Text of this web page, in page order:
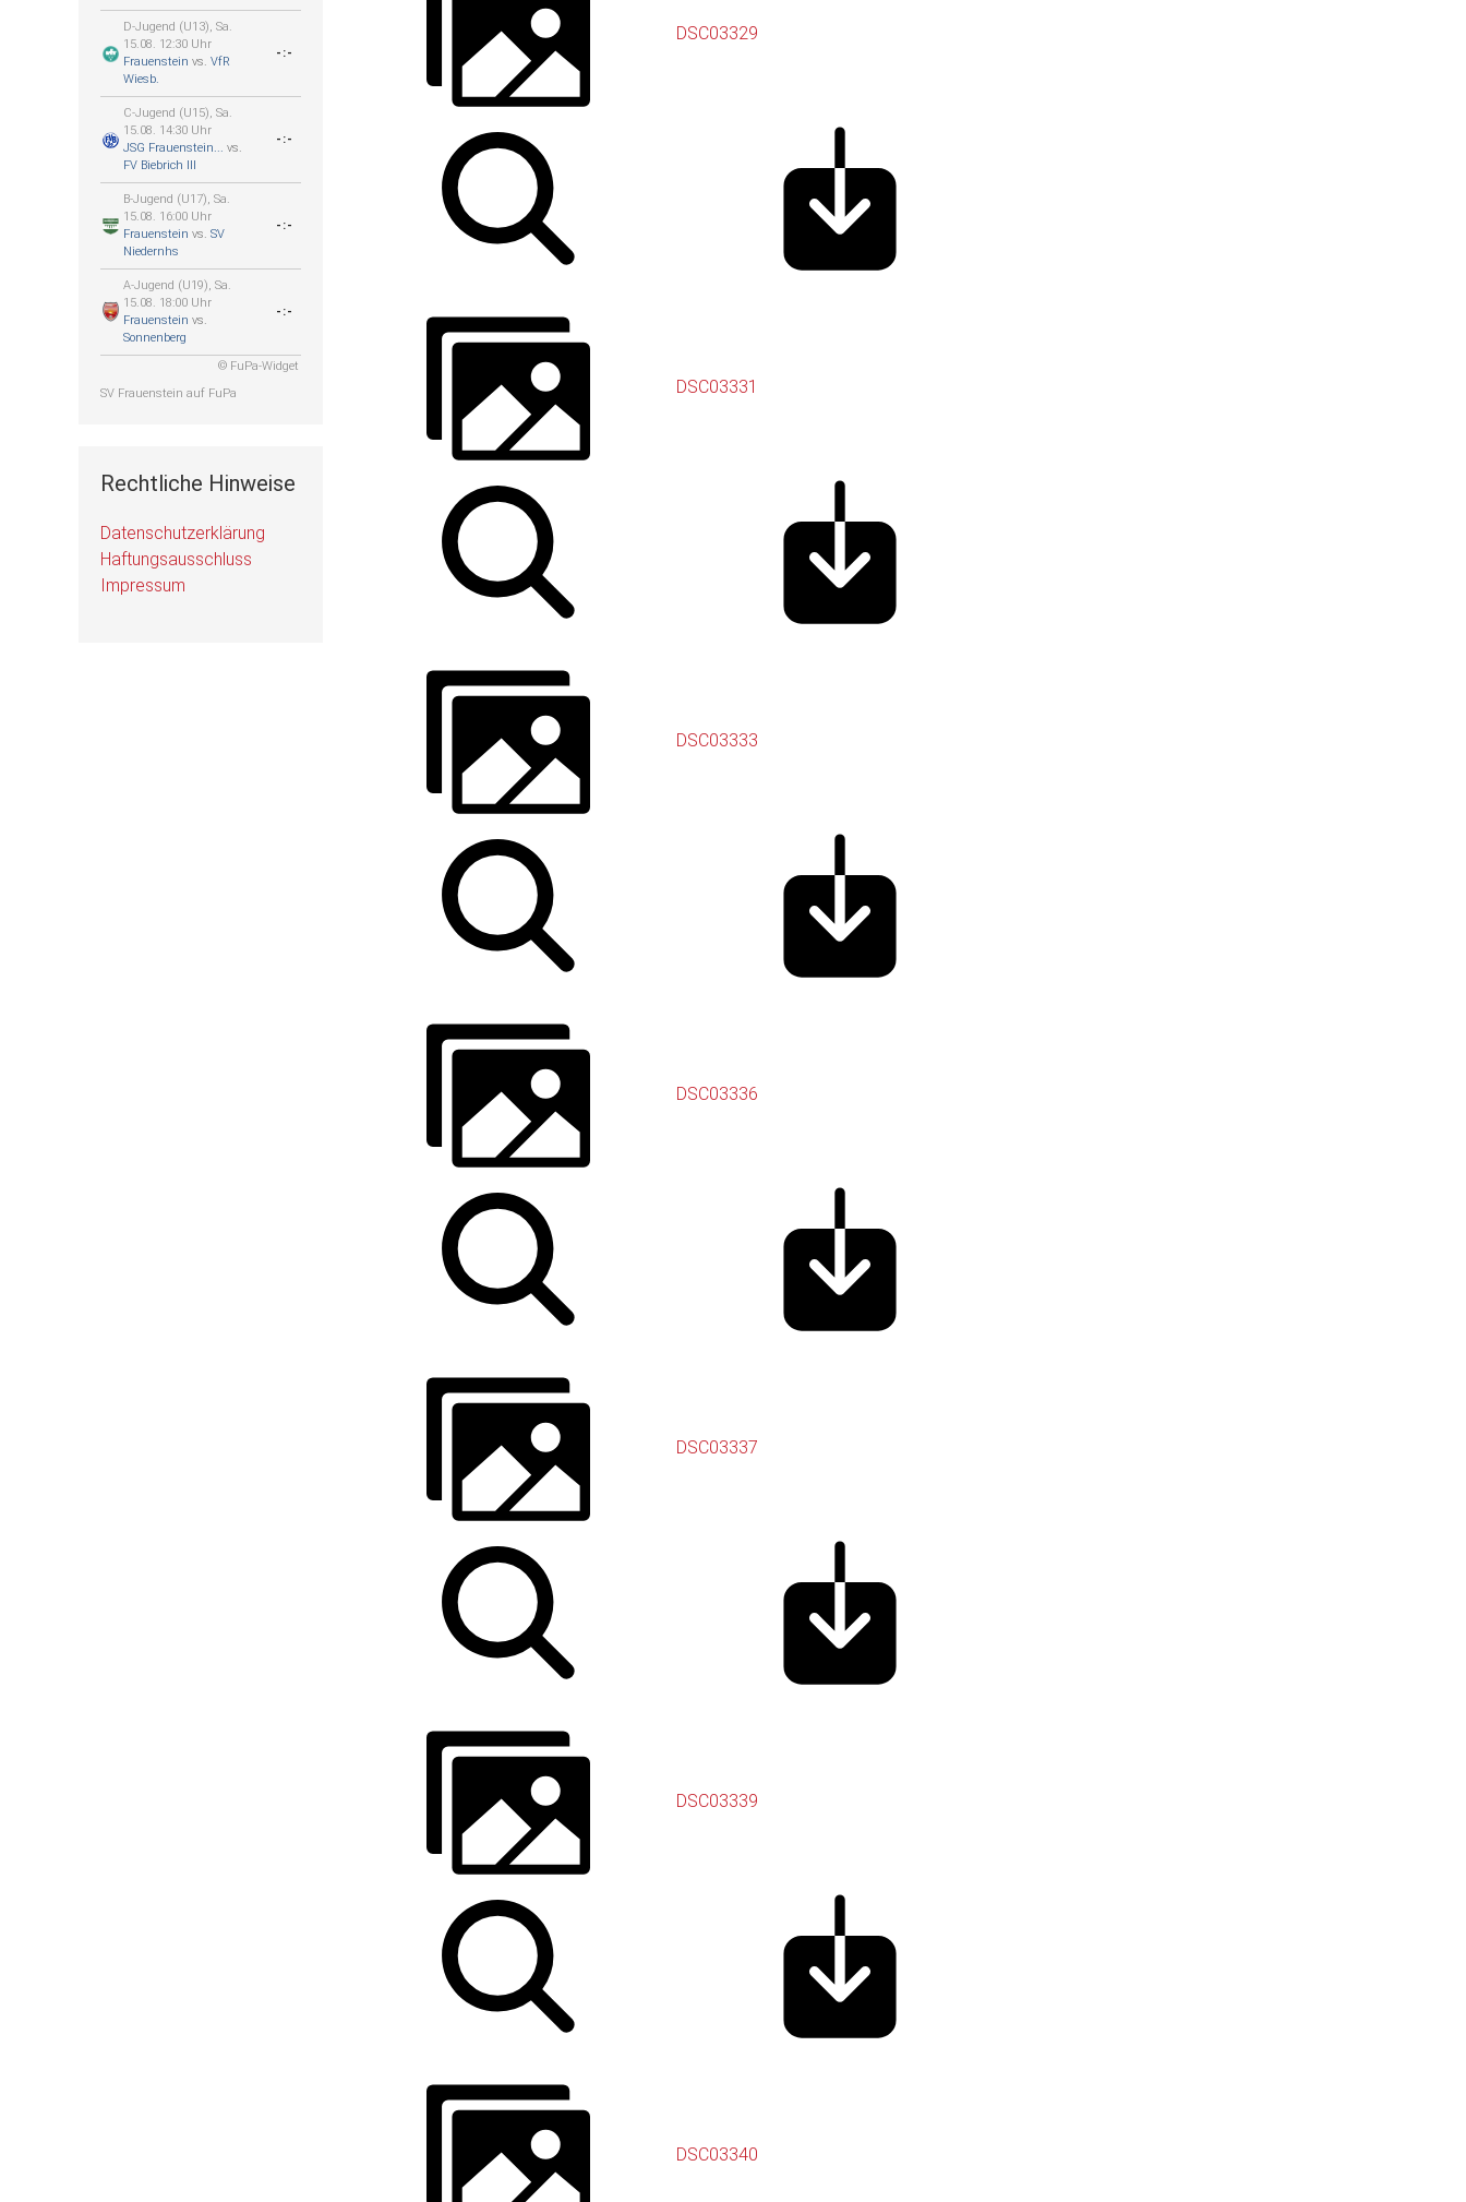
D-Jugend (U13), Sa.
15.08. 12:30 Uhr
Frauenstein vs. VfR
Wiesb.
-:-
C-Jugend (U15), Sa.
15.08. 14:30 Uhr
JSG Frauenstein... vs.
FV Biebrich III
-:-
B-Jugend (U17), Sa.
15.08. 16:00 Uhr
Frauenstein vs. SV
Niedernhs
-:-
A-Jugend (U19), Sa.
15.08. 18:00 Uhr
Frauenstein vs.
Sonnenberg
-:-
© FuPa-Widget
SV Frauenstein auf FuPa
Rechtliche Hinweise
Datenschutzerklärung
Haftungsausschluss
Impressum
DSC03329
DSC03331
DSC03333
DSC03336
DSC03337
DSC03339
DSC03340